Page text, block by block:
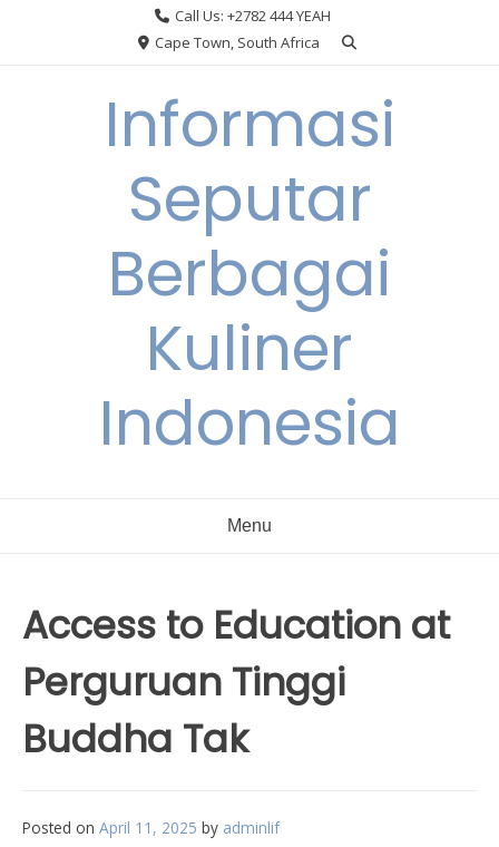
Call Us: +2782 444 YEAH
Cape Town, South Africa
Informasi
Seputar
Berbagai
Kuliner
Indonesia
Menu
Access to Education at
Perguruan Tinggi
Buddha Tak
Posted on April 11, 2025 by adminlif